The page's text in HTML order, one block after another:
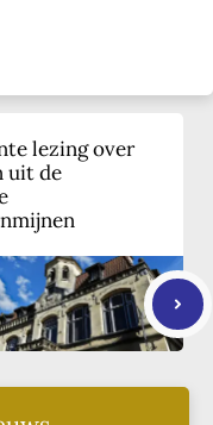
lezing over
uit de